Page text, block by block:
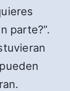
parte?”.